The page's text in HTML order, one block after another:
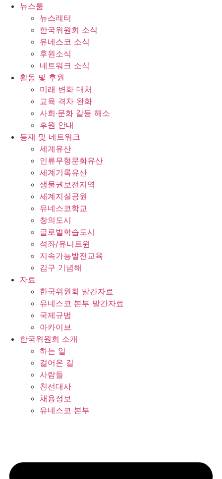
뉴스룸
뉴스레터
한국위원회 소식
유네스코 소식
후원소식
네트워크 소식
활동 및 후원
미래 변화 대처
교육 격차 완화
사회∙문화 갈등 해소
후원 안내
등재 및 네트워크
세계유산
인류무형문화유산
세계기록유산
생물권보전지역
세계지질공원
유네스코학교
창의도시
글로벌학습도시
석좌/유니트윈
지속가능발전교육
김구 기념해
자료
한국위원회 발간자료
유네스코 본부 발간자료
국제규범
아카이브
한국위원회 소개
하는 일
걸어온 길
사람들
친선대사
채용정보
유네스코 본부